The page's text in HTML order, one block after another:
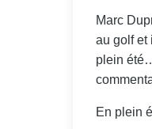
Marc
au golf
plein
En plein